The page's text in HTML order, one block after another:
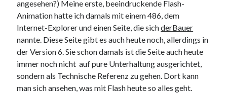
angesehen?) Meine erste, beeindruckende Flash-
Animation hatte ich damals mit einem 486, dem
Internet-Explorer und einen Seite, die sichderBauer
nannte. Diese Seite gibt es auch heute noch, allerdings in
der Version 6. Sie schon damals ist die Seite auch heute
immer noch nicht auf pure Unterhaltung ausgerichtet,
sondern als Technische Referenz zu gehen. Dort kann
man sich ansehen, was mit Flash heute so alles geht.